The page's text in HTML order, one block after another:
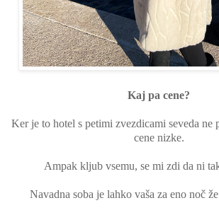
Kaj pa cene?
Ker je to hotel s petimi zvezdicami seveda ne
cene nizke.
Ampak kljub vsemu, se mi zdi da ni
Navadna soba je lahko vaša za eno noč